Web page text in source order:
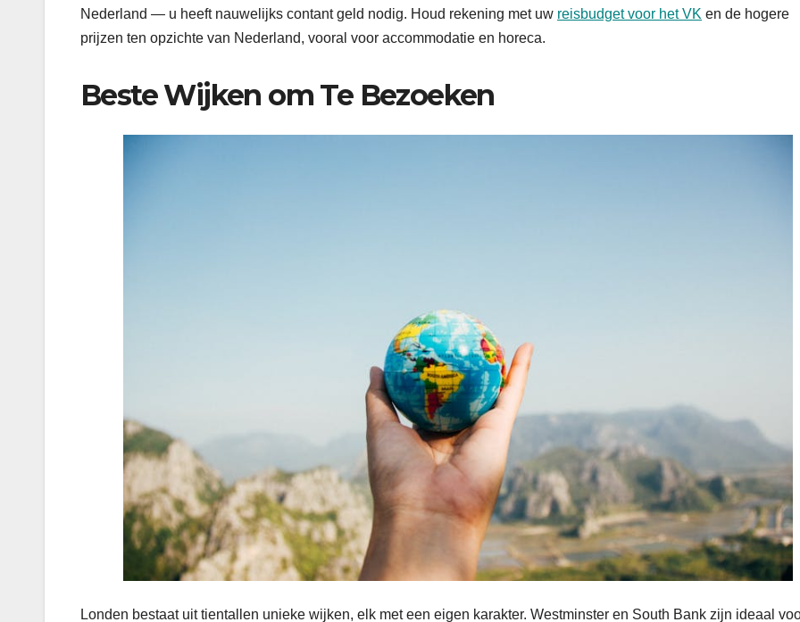
Nederland — u heeft nauwelijks contant geld nodig. Houd rekening met uw reisbudget voor het VK en de hogere
prijzen ten opzichte van Nederland, vooral voor accommodatie en horeca.
Beste Wijken om Te Bezoeken
Londen bestaat uit tientallen unieke wijken, elk met een eigen karakter. Westminster en South Bank zijn ideaal